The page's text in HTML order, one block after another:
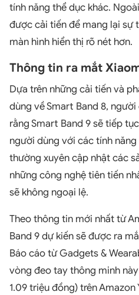
tính năng thể dục khác.
được cải tiến để mang lại sự
màn hình hiển thị rõ nét hơn.
Thông tin ra mắt
Dựa trên những cải tiến và
dùng về Smart Band 8,
rằng Smart Band 9 sẽ tiếp
người dùng với các tính
thường xuyên cập nhật các
những công nghệ tiên tiến
sẽ không ngoại lệ.
Theo thông tin mới nhất từ
Band 9 dự kiến sẽ được ra
Báo cáo từ Gadgets &
vòng đeo tay thông minh
1.09 triệu đồng) trên Amazon